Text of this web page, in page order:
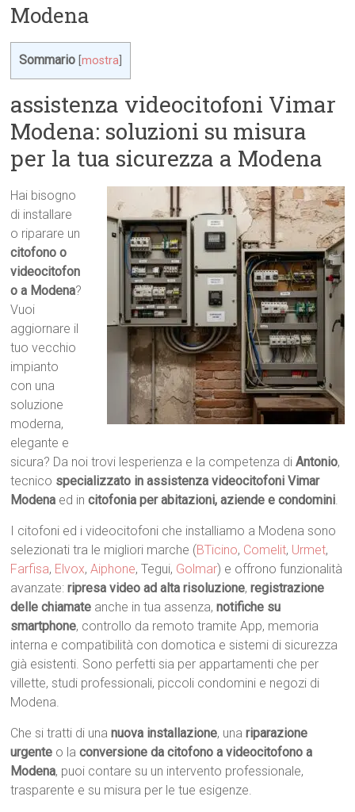
Modena
Sommario [mostra
assistenza videocitofoni Vimar
Modena: soluzioni su misura
per la tua sicurezza a Modena
Hai bisogno
di installare
o riparare un
citofono o
videocitofon
o a Modena?
Vuoi
aggiornare il
tuo vecchio
impianto
con una
soluzione
moderna,
elegante e
sicura? Da noi trovi lesperienza e la competenza diAntonio,
tecnico specializzato in assistenza videocitofoni Vimar
Modena ed incitofonia per abitazioni, aziende e condomini.
I citofoni ed i videocitofoni che installiamo a Modena sono
selezionati tra le migliori marche (BTicino, Comelit, Urmet,
Farfisa, Elvox,Aiphone, Tegui, Golmar) e offrono funzionalità
avanzate:ripresa video ad alta risoluzione,registrazione
delle chiamate anche in tua assenza,notifiche su
smartphone, controllo da remoto tramite App, memoria
interna e compatibilità con domotica e sistemi di sicurezza
già esistenti. Sono perfetti sia per appartamenti che per
villette, studi professionali, piccoli condomini e negozi di
Modena.
Che si tratti di unanuova installazione, unariparazione
urgente o laconversione da citofono a videocitofono a
Modena, puoi contare su un intervento professionale,
trasparente e su misura per le tue esigenze.